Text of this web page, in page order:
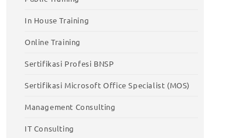
In House Training
Online Training
Sertifikasi Profesi BNSP
Sertifikasi Microsoft Office Specialist (MOS)
Management Consulting
IT Consulting